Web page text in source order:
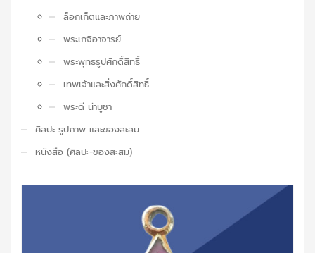
ล็อกเก็ตและภาพถ่าย
พระเกจิอาจารย์
พระพุทธรูปศักดิ์สิทธิ์
เทพเจ้าและสิ่งศักดิ์สิทธิ์
พระดี น่าบูชา
ศิลปะ รูปภาพ และของสะสม
หนังสือ (ศิลปะ-ของสะสม)